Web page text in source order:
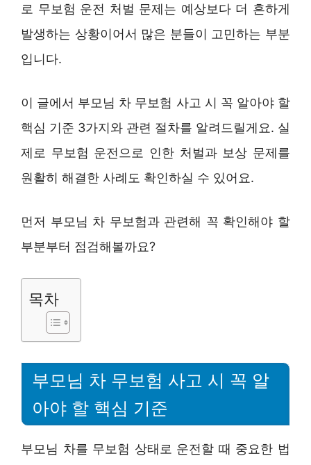
로 무보험 운전 처벌 문제는 예상보다 더 흔하게
발생하는 상황이어서 많은 분들이 고민하는 부분
입니다.
이 글에서 부모님 차 무보험 사고 시 꼭 알아야 할
핵심 기준 3가지와 관련 절차를 알려드릴게요. 실
제로 무보험 운전으로 인한 처벌과 보상 문제를
원활히 해결한 사례도 확인하실 수 있어요.
먼저 부모님 차 무보험과 관련해 꼭 확인해야 할
부분부터 점검해볼까요?
목차
부모님 차 무보험 사고 시 꼭 알
아야 할 핵심 기준
부모님 차를 무보험 상태로 운전할 때 중요한 법